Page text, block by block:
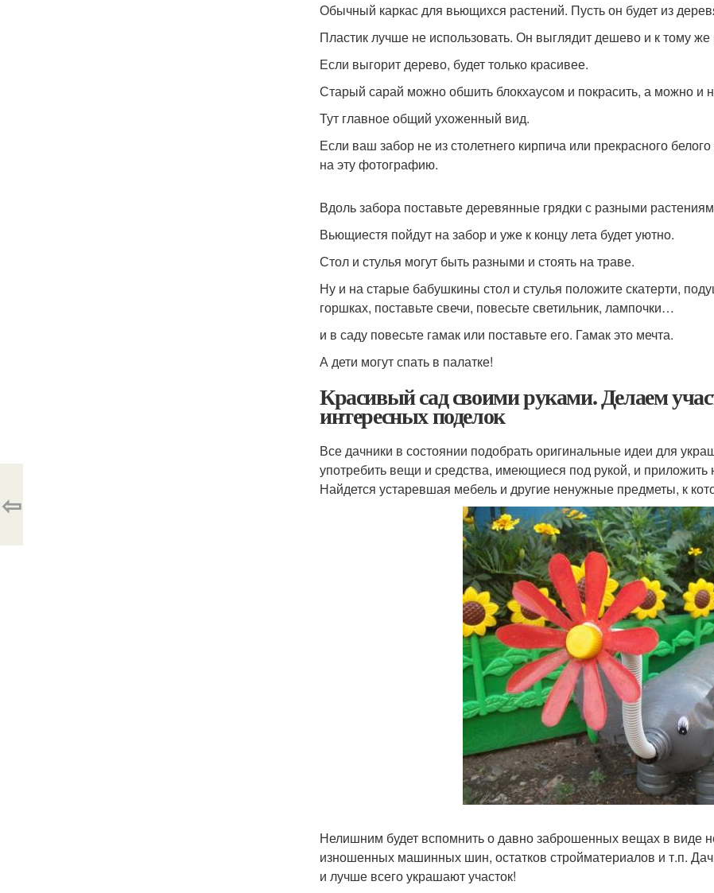
Обычный каркас для вьющихся растений. Пусть он будет из
Пластик лучше не использовать. Он выглядит дешево и к тому же
Если выгорит дерево, будет только красивее.
Старый сарай можно обшить блокхаусом и покрасить, а можно и
Тут главное общий ухоженный вид.
Если ваш забор не из столетнего кирпича или прекрасного
на эту фотографию.
Вдоль забора поставьте деревянные грядки с разными
Вьющиестя пойдут на забор и уже к концу лета будет уютно.
Стол и стулья могут быть разными и стоять на траве.
Ну и на старые бабушкины стол и стулья положите скатерти,
горшках, поставьте свечи, повесьте светильник, лампочки…
и в саду повесьте гамак или поставьте его. Гамак это мечта.
А дети могут спать в палатке!
Красивый сад своими руками. Делаем
интересных поделок
Все дачники в состоянии подобрать оригинальные идеи для
употребить вещи и средства, имеющиеся под рукой, и
Найдется устаревшая мебель и другие ненужные предметы, к
Нелишним будет вспомнить о давно заброшенных вещах в виде
изношенных машинных шин, остатков стройматериалов и т.п.
и лучше всего украшают участок!
⇦